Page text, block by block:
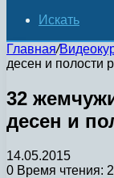
Искать
Главная/
десен и полости
32
десен и
14.05.2015
0 Время чтения: